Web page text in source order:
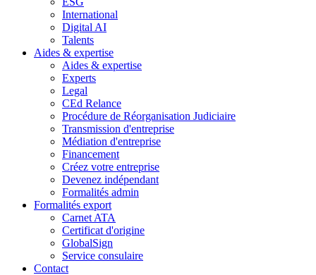
International
Digital AI
Talents
Aides & expertise
Aides & expertise
Experts
Legal
CEd Relance
Procédure de Réorganisation Judiciaire
Transmission d'entreprise
Médiation d'entreprise
Financement
Créez votre entreprise
Devenez indépendant
Formalités admin
Formalités export
Carnet ATA
Certificat d'origine
GlobalSign
Service consulaire
Contact